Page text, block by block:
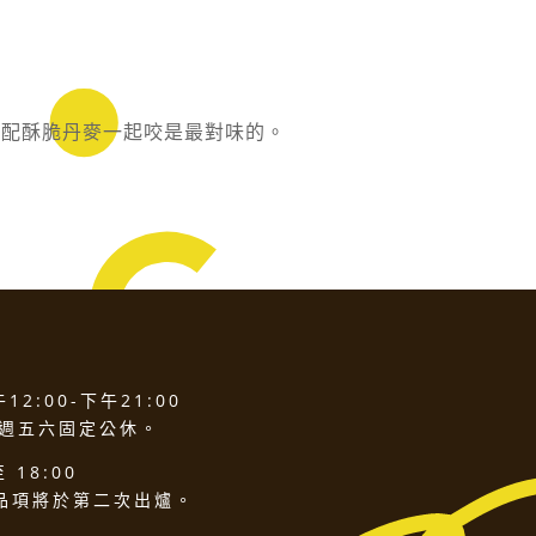
酥脆丹麥一起咬是最對味的。
12:00-下午21:00
六固定公休。
18:00
將於第二次出爐。